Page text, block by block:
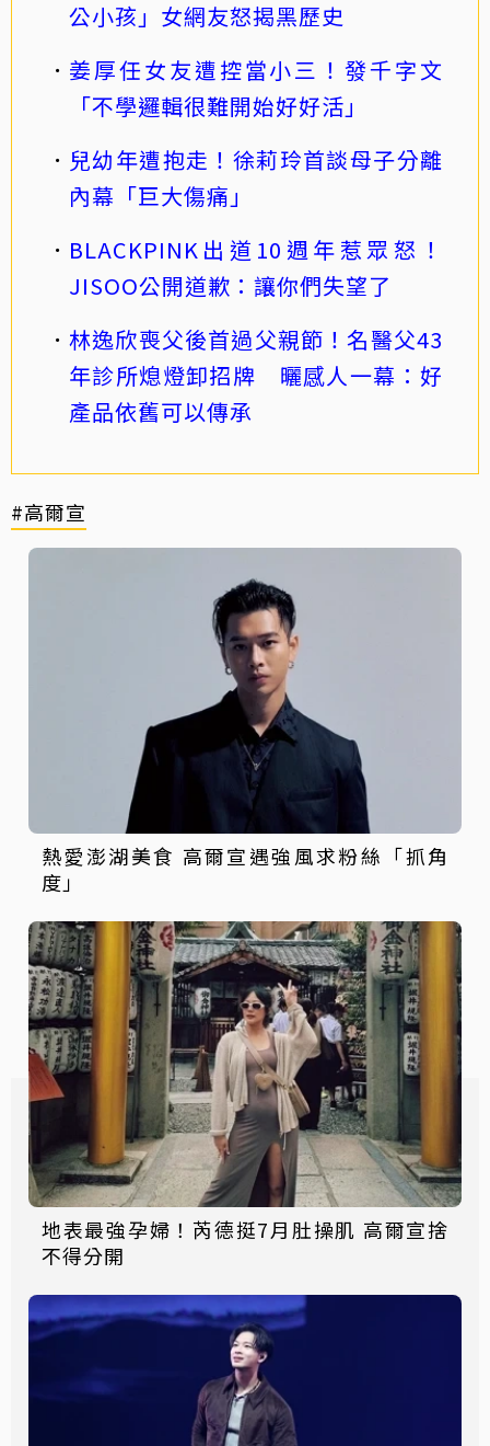
公小孩」女網友怒揭黑歷史
姜厚任女友遭控當小三！發千字文
「不學邏輯很難開始好好活」
兒幼年遭抱走！徐莉玲首談母子分離
內幕「巨大傷痛」
BLACKPINK出道10週年惹眾怒！
JISOO公開道歉：讓你們失望了
林逸欣喪父後首過父親節！名醫父43
年診所熄燈卸招牌 曬感人一幕：好
產品依舊可以傳承
#高爾宣
熱愛澎湖美食 高爾宣遇強風求粉絲「抓角
度」
地表最強孕婦！芮德挺7月肚操肌 高爾宣捨
不得分開